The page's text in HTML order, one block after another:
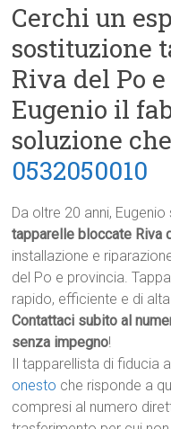
Cerchi un
sostituzione
Riva del Po
Eugenio il
soluzione
0532050010
Da oltre 20 anni,
tapparelle bloccate Riva
installazione e
del Po e provincia.
rapido, efficiente e di
Contattaci subito al
senza impegno!
Il tapparellista di fiducia
onesto che risponde a
compresi al numero